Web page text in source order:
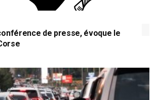
de presse, évoque le